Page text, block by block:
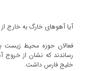
آیا آهوهای خارگ به خارج
رساندند که نشان از
خلیج فارس داشت.